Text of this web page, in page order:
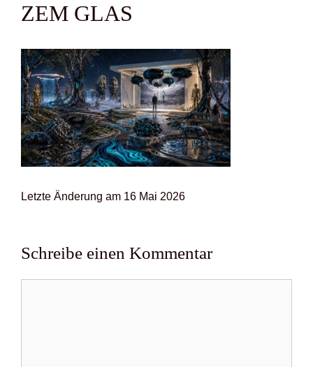
ZEM GLAS
Letz­te Ände­rung am 16 Mai 2026
Schreibe einen Kommentar